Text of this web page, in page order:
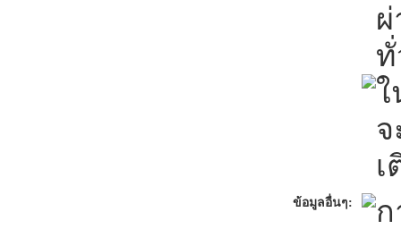
ข้อมูลอื่นๆ: